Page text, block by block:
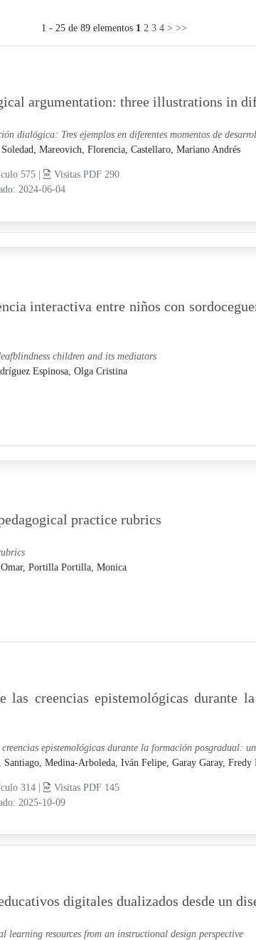
1 - 25 de 89 elementos 1 2 3 4 > >>
argumentation: three illustrations in
dialógica: Tres ejemplos en diferentes momentos de
Mareovich, Florencia, Castellaro, Mariano Andrés
575 |
Visitas PDF 290
2024-06-04
interactiva entre niños con
children and its mediators
Espinosa, Olga Cristina
practice rubrics
Portilla Portilla, Monica
las creencias epistemológicas durante
epistemológicas durante la formación posgradual:
Santiago, Medina-Arboleda, Iván Felipe, Garay Garay, Fredy
314 |
Visitas PDF 145
2025-10-09
digitales dualizados desde un
learning resources from an instructional design perspective